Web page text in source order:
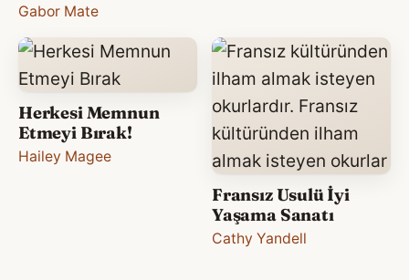
Gabor Mate
Herkesi Memnun
Etmeyi Bırak!
Hailey Magee
Fransız Usulü İyi
Yaşama Sanatı
Cathy Yandell